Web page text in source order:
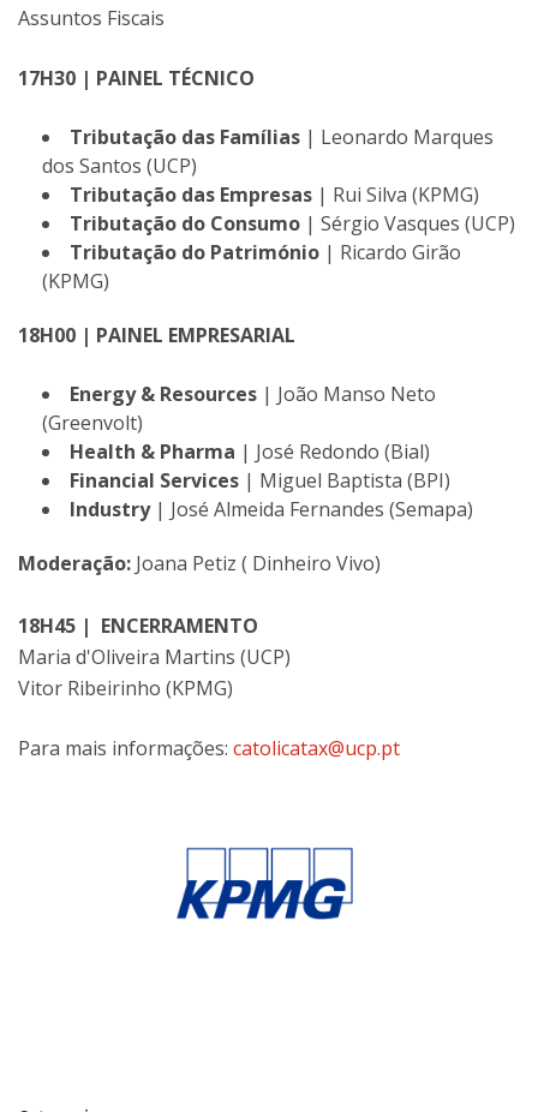
Assuntos Fiscais
17H30 | PAINEL TÉCNICO
Tributação das Famílias | Leonardo Marques
dos Santos (UCP)
Tributação das Empresas | Rui Silva (KPMG)
Tributação do Consumo | Sérgio Vasques (UCP)
Tributação do Património | Ricardo Girão
(KPMG)
18H00 | PAINEL EMPRESARIAL
Energy & Resources | João Manso Neto
(Greenvolt)
Health & Pharma | José Redondo (Bial)
Financial Services | Miguel Baptista (BPI)
Industry| José Almeida Fernandes (Semapa)
Moderação: Joana Petiz ( Dinheiro Vivo)
18H45 | ENCERRAMENTO
Maria d'Oliveira Martins (UCP)
Vitor Ribeirinho (KPMG)
Para mais informações: catolicatax@ucp.pt